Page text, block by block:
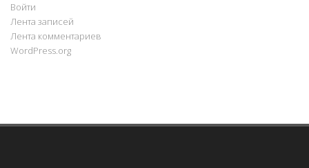
Войти
Лента записей
Лента комментариев
WordPress.org